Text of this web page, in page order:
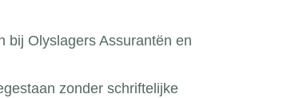
bij Olyslagers Assurantën en
zonder schriftelijke